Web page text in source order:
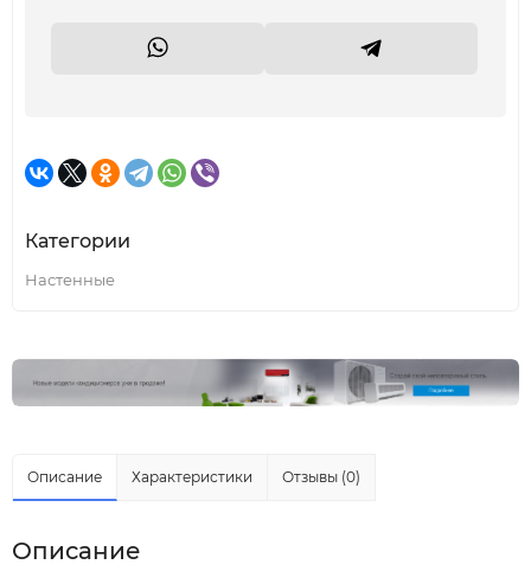
Категории
Настенные
Описание Характеристики Отзывы (0)
Описание